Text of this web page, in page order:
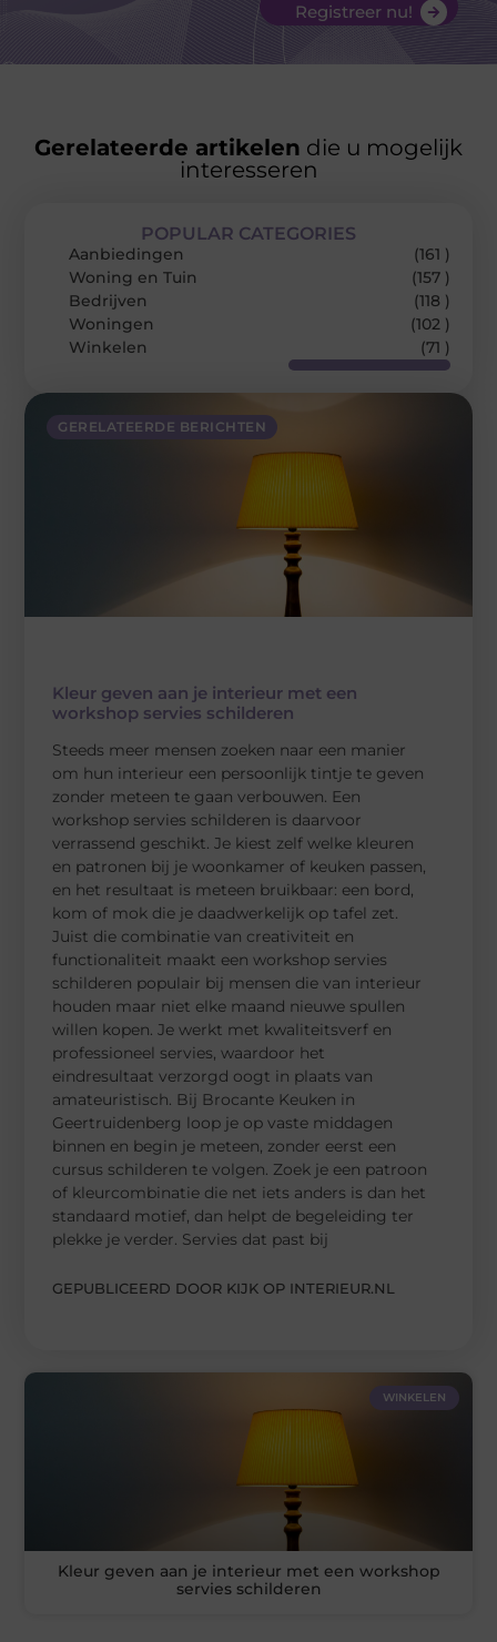
Registreer nu!
Gerelateerde artikelen die u mogelijk
interesseren
GERELATEERDE BERICHTEN
Kleur geven aan je interieur met een
workshop servies schilderen
Steeds meer mensen zoeken naar een manier
om hun interieur een persoonlijk tintje te geven
zonder meteen te gaan verbouwen. Een
workshop servies schilderen is daarvoor
verrassend geschikt. Je kiest zelf welke kleuren
en patronen bij je woonkamer of keuken passen,
en het resultaat is meteen bruikbaar: een bord,
kom of mok die je daadwerkelijk op tafel zet.
Juist die combinatie van creativiteit en
functionaliteit maakt een workshop servies
schilderen populair bij mensen die van interieur
houden maar niet elke maand nieuwe spullen
willen kopen. Je werkt met kwaliteitsverf en
professioneel servies, waardoor het
eindresultaat verzorgd oogt in plaats van
amateuristisch. Bij Brocante Keuken in
Geertruidenberg loop je op vaste middagen
binnen en begin je meteen, zonder eerst een
cursus schilderen te volgen. Zoek je een patroon
of kleurcombinatie die net iets anders is dan het
standaard motief, dan helpt de begeleiding ter
plekke je verder. Servies dat past bij
GEPUBLICEERD DOOR KIJK OP INTERIEUR.NL
POPULAR CATEGORIES
Aanbiedingen
(161 )
Woning en Tuin
(157 )
Bedrijven
(118 )
Woningen
(102 )
Winkelen
(71 )
WINKELEN
Kleur geven aan je interieur met een workshop
servies schilderen